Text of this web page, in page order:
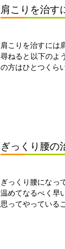
肩こりを治す
肩こりを治すには
尋ねると以下のよ
の方はひとつくら
ぎっくり腰の
ぎっくり腰になっ
温めてなるべく早
思ってやっている